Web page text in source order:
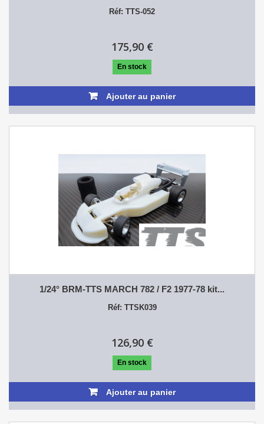
Réf: TTS-052
175,90 €
En stock
Ajouter au panier
1/24° BRM-TTS MARCH 782 / F2 1977-78 kit...
Réf: TTSK039
126,90 €
En stock
Ajouter au panier